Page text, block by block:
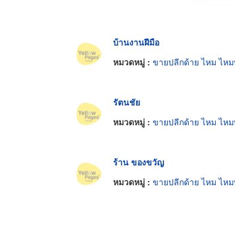
บ้านงานฝีมือ
หมวดหมู่ : ขายปลีกด้าย ไหม ไห
รัตนชัย
หมวดหมู่ : ขายปลีกด้าย ไหม ไห
ร้าน ของขวัญ
หมวดหมู่ : ขายปลีกด้าย ไหม ไห